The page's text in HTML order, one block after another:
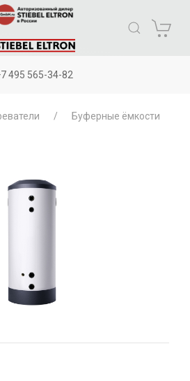
495 565-34-82
Буферные ёмкости